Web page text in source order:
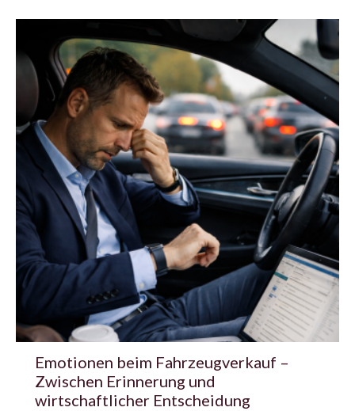
Emotionen beim Fahrzeugverkauf –
Zwischen Erinnerung und
wirtschaftlicher Entscheidung